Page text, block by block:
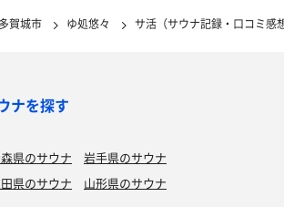
多賀城市 ゆ処悠々 サ活（サウナ記録・口コミ感
ナを探す
県のサウナ
岩手県のサウナ
県のサウナ
山形県のサウナ